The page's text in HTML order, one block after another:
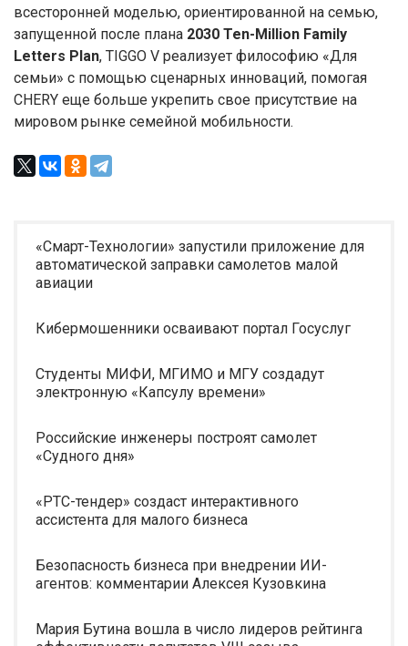
всесторонней моделью, ориентированной на семью,
запущенной после плана 2030 Ten-Million Family
Letters Plan, TIGGO V реализует философию «Для
семьи» с помощью сценарных инноваций, помогая
CHERY еще больше укрепить свое присутствие на
мировом рынке семейной мобильности.
«Смарт-Технологии» запустили приложение для
автоматической заправки самолетов малой
авиации
Кибермошенники осваивают портал Госуслуг
Студенты МИФИ, МГИМО и МГУ создадут
электронную «Капсулу времени»
Российские инженеры построят самолет
«Судного дня»
«РТС-тендер» создаст интерактивного
ассистента для малого бизнеса
Безопасность бизнеса при внедрении ИИ-
агентов: комментарии Алексея Кузовкина
Мария Бутина вошла в число лидеров рейтинга